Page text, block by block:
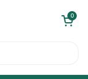
Åpen0